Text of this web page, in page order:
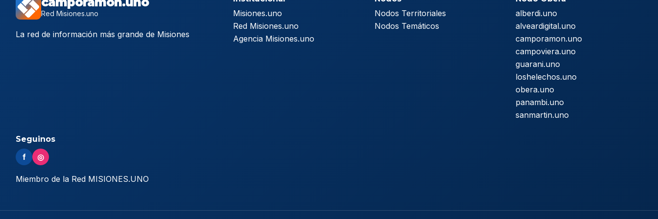
Red Misiones.uno
La red de información más grande de Misiones
Misiones.uno
Red Misiones.uno
Agencia Misiones.uno
Nodos Territoriales
Nodos Temáticos
alberdi.uno
alveardigital.uno
camporamon.uno
campoviera.uno
guarani.uno
loshelechos.uno
obera.uno
panambi.uno
sanmartin.uno
Seguinos
f ◎
Miembro de la Red MISIONES.UNO